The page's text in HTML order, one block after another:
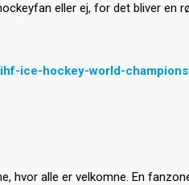
eller ej, for det bliver en
ice-hockey-world-
hvor alle er velkomne. En